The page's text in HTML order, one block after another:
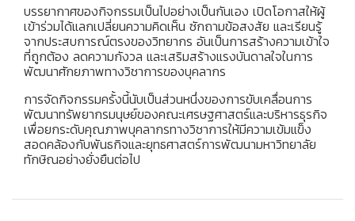
บรรยากาศของกิจกรรมเป็นไปอย่างเป็นกันเอง เปิดโอกาสให้ผู้
เข้าร่วมได้แลกเปลี่ยนความคิดเห็น ซักถามข้อสงสัย และเรียนรู้
จากประสบการณ์ตรงของวิทยากร อันเป็นการสร้างความเข้าใจ
ที่ถูกต้อง ลดความกังวล และเสริมสร้างแรงบันดาลใจในการ
พัฒนาศักยภาพทางวิชาการของบุคลากร
การจัดกิจกรรมครั้งนี้นับเป็นส่วนหนึ่งของการขับเคลื่อนการ
พัฒนาทรัพยากรมนุษย์ของคณะเศรษฐศาสตร์และบริหารธุรกิจ
เพื่อยกระดับคุณภาพบุคลากรทางวิชาการให้มีความเข้มแข็ง
สอดคล้องกับพันธกิจและยุทธศาสตร์การพัฒนามหาวิทยาลัย
ทักษิณอย่างยั่งยืนต่อไป